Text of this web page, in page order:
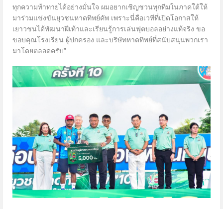
ทุกความท้าทายได้อย่างมั่นใจ ผมอยากเชิญชวนทุกทีมในภาคใต้ให้
มาร่วมแข่งขันยุวชนหาดทิพย์คัพ เพราะนี่คือเวทีที่เปิดโอกาสให้
เยาวชนได้พัฒนาฝีเท้าและเรียนรู้การเล่นฟุตบอลอย่างแท้จริง ขอ
ขอบคุณโรงเรียน ผู้ปกครอง และบริษัทหาดทิพย์ที่สนับสนุนพวกเรา
มาโดยตลอดครับ”